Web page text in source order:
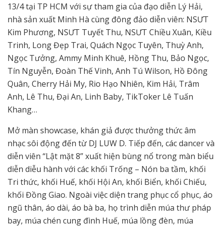
13/4 tại TP HCM với sự tham gia của đạo diễn Lý Hải,
nhà sản xuất Minh Hà cùng đông đảo diễn viên: NSƯT
Kim Phương, NSƯT Tuyết Thu, NSƯT Chiều Xuân, Kiều
Trinh, Long Đẹp Trai, Quách Ngọc Tuyên, Thuỳ Anh,
Ngọc Tưởng, Ammy Minh Khuê, Hồng Thu, Bảo Ngọc,
Tín Nguyễn, Đoàn Thế Vinh, Anh Tú Wilson, Hồ Đông
Quân, Cherry Hải My, Rio Hạo Nhiên, Kim Hải, Trâm
Anh, Lê Thu, Đại An, Linh Baby, TikToker Lê Tuấn
Khang…
Mở màn showcase, khán giả được thưởng thức âm
nhạc sôi động đến từ DJ LUW D. Tiếp đến, các dancer và
diễn viên “Lật mặt 8” xuất hiện bùng nổ trong màn biểu
diễn diễu hành với các khối Trống – Nón ba tầm, khối
Tri thức, khối Huế, khối Hội An, khối Biển, khối Chiếu,
khối Đồng Giao. Ngoài việc diện trang phục cổ phục, áo
ngũ thân, áo dài, áo bà ba, họ trình diễn múa thư pháp
bay, múa chén cung đình Huế, múa lồng đèn, múa